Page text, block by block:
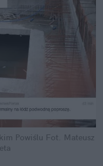
Powiślu Fot. Mateusz